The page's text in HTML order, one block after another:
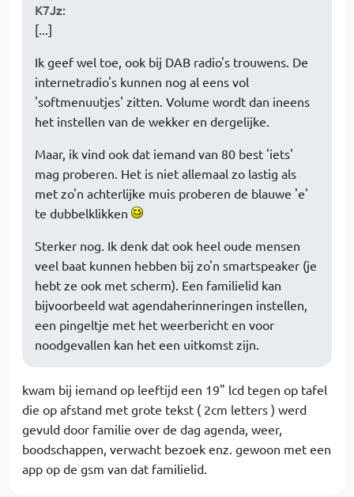
K7Jz:
[...]
Ik geef wel toe, ook bij DAB radio's trouwens. De
internetradio's kunnen nog al eens vol
'softmenuutjes' zitten. Volume wordt dan ineens
het instellen van de wekker en dergelijke.
Maar, ik vind ook dat iemand van 80 best 'iets'
mag proberen. Het is niet allemaal zo lastig als
met zo'n achterlijke muis proberen de blauwe 'e'
te dubbelklikken
Sterker nog. Ik denk dat ook heel oude mensen
veel baat kunnen hebben bij zo'n smartspeaker (je
hebt ze ook met scherm). Een familielid kan
bijvoorbeeld wat agendaherinneringen instellen,
een pingeltje met het weerbericht en voor
noodgevallen kan het een uitkomst zijn.
kwam bij iemand op leeftijd een 19" lcd tegen op tafel
die op afstand met grote tekst ( 2cm letters ) werd
gevuld door familie over de dag agenda, weer,
boodschappen, verwacht bezoek enz. gewoon met een
app op de gsm van dat familielid.